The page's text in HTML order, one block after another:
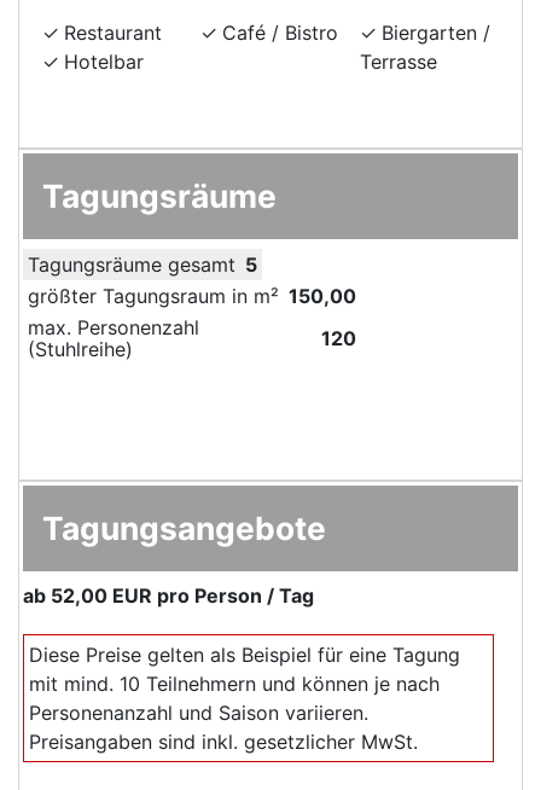
Restaurant
Hotelbar
Café / Bistro
Biergarten /
Terrasse
Tagungsräume
Tagungsräume gesamt 5
größter Tagungsraum in m² 150,00
max. Personenzahl
(Stuhlreihe)
120
Tagungsangebote
ab 52,00 EUR pro Person / Tag
Diese Preise gelten als Beispiel für eine Tagung
mit mind. 10 Teilnehmern und können je nach
Personenanzahl und Saison variieren.
Preisangaben sind inkl. gesetzlicher MwSt.